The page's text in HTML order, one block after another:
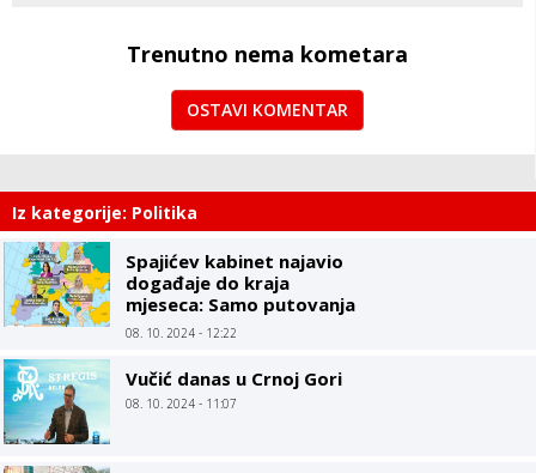
Trenutno nema kometara
OSTAVI KOMENTAR
Iz kategorije: Politika
Spajićev kabinet najavio
događaje do kraja
mjeseca: Samo putovanja
ministara, Vlada kao
08. 10. 2024 - 12:22
Vučić danas u Crnoj Gori
08. 10. 2024 - 11:07